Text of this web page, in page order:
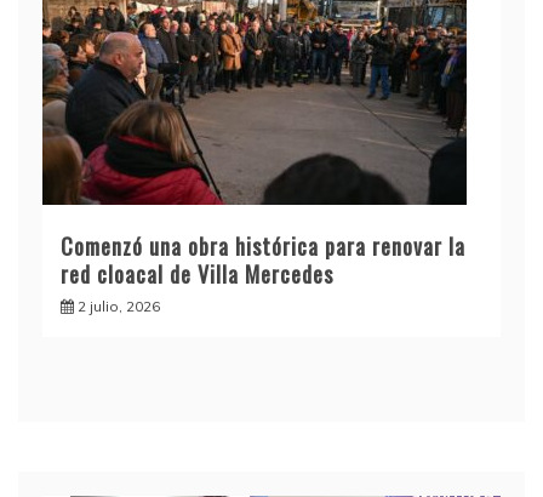
Comenzó una obra histórica para renovar la
red cloacal de Villa Mercedes
2 julio, 2026